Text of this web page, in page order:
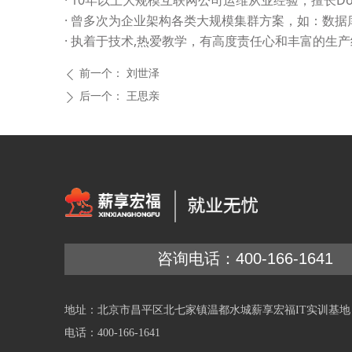
· 曾多次为企业架构各类大规模集群方案，如：数
· 执着于技术,热爱教学，有高度责任心和丰富的生
ꄴ 前一个： 刘世泽
ꄲ 后一个： 王思亲
咨询电话：400-166-1641
地址：北京市昌平区北七家镇温都水城薪享宏福IT实训基地
电话：400-166-1641